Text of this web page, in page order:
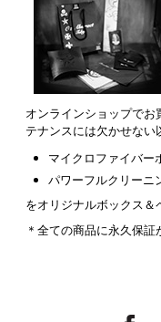
オンラインショップで
テナンスには欠かせない
マイクロファイバー
パワーフルクリーニ
をオリジナルボックス＆
＊全ての商品に永久保